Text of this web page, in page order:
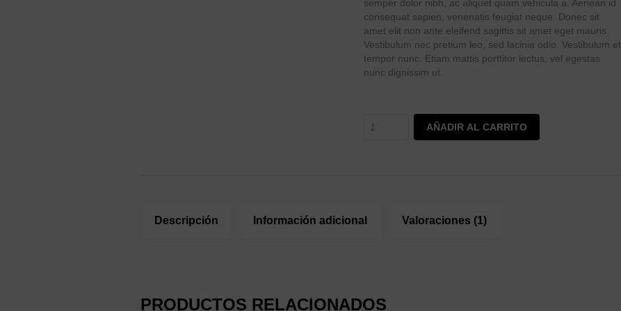
semper dolor nibh, ac aliquet quam vehicula a. Aenean id
consequat sapien, venenatis feugiat neque. Donec sit
amet elit non ante eleifend sagittis sit amet eget mauris.
Vestibulum nec pretium leo, sed lacinia odio. Vestibulum et
tempor nunc. Etiam mattis porttitor lectus, vel egestas
nunc dignissim ut.
AÑADIR AL CARRITO
Descripción Información adicional Valoraciones (1)
PRODUCTOS RELACIONADOS